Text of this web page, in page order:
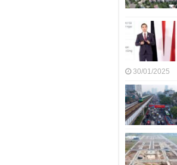
30/01/2025